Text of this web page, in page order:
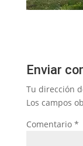
Enviar
Tu dirección
Los campos
Comentario *